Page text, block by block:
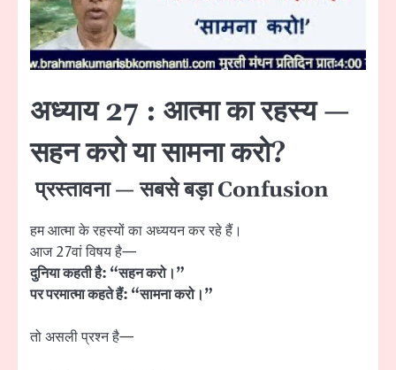
अध्याय 27 : आत्मा का रहस्य —
सहन करो या सामना करो?
प्रस्तावना — सबसे बड़ा Confusion
हम आत्मा के रहस्यों का अध्ययन कर रहे हैं।
आज 27वां विषय है—
दुनिया कहती है: “सहन करो।”
पर परमात्मा कहते हैं: “सामना करो।”
तो असली प्रश्न है—